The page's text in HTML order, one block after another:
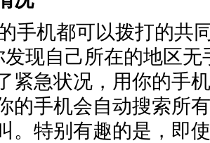
手机都可以拨打的共
现自己所在的地区
紧急状况，用你的手
的手机会自动搜索所
。特别有趣的是，即